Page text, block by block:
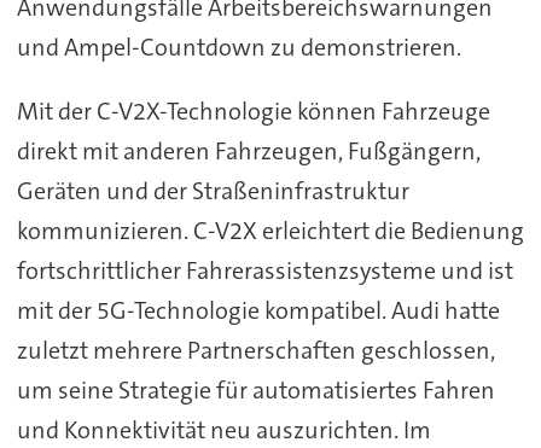
Anwendungsfälle Arbeitsbereichswarnungen
und Ampel-Countdown zu demonstrieren.
Mit der C-V2X-Technologie können Fahrzeuge
direkt mit anderen Fahrzeugen, Fußgängern,
Geräten und der Straßeninfrastruktur
kommunizieren. C-V2X erleichtert die Bedienung
fortschrittlicher Fahrerassistenzsysteme und ist
mit der 5G-Technologie kompatibel. Audi hatte
zuletzt mehrere Partnerschaften geschlossen,
um seine Strategie für automatisiertes Fahren
und Konnektivität neu auszurichten. Im